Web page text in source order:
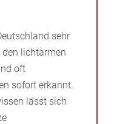
sehr
den lichtarmen
oft
sofort erkannt.
lässt sich